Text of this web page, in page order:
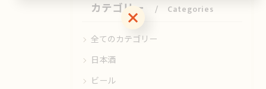
カテゴリー Categories
全てのカテゴリー
日本酒
ビール
お気軽にお問い合わせください